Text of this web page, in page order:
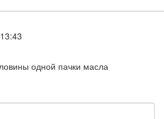
одной пачки масла